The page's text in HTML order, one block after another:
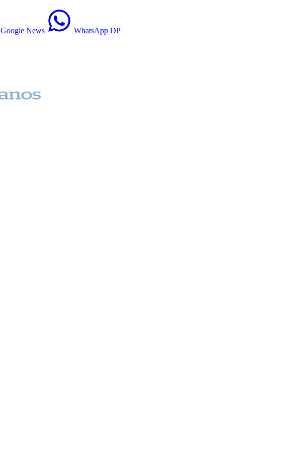
Google News WhatsApp DP